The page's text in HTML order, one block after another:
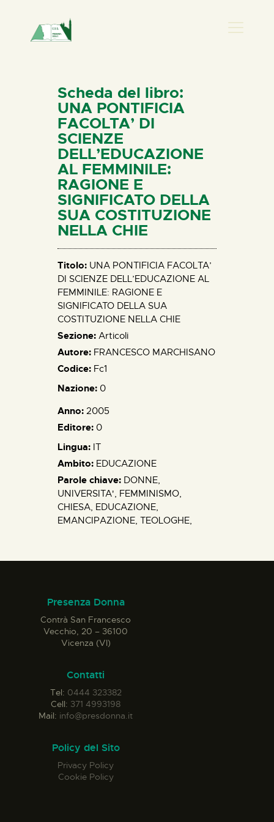
HOME
CHI SIAMO
NEWS
PERCORSI
BIBLIOTECA
ELISA SALERNO
CONTATTI
Scheda del libro:
UNA PONTIFICIA
FACOLTA’ DI
SCIENZE
DELL’EDUCAZIONE
AL FEMMINILE:
RAGIONE E
SIGNIFICATO DELLA
SUA COSTITUZIONE
NELLA CHIE
Titolo: UNA PONTIFICIA FACOLTA’
DI SCIENZE DELL’EDUCAZIONE AL
FEMMINILE: RAGIONE E
SIGNIFICATO DELLA SUA
COSTITUZIONE NELLA CHIE
Sezione: Articoli
Autore: FRANCESCO MARCHISANO
Codice: Fc1
Nazione: 0
Anno: 2005
Editore: 0
Lingua: IT
Ambito: EDUCAZIONE
Parole chiave: DONNE,
UNIVERSITA', FEMMINISMO,
CHIESA, EDUCAZIONE,
EMANCIPAZIONE, TEOLOGHE,
Presenza Donna
Contrà San Francesco
Vecchio, 20 – 36100
Vicenza (VI)
Contatti
Tel: 0444 323382
Cell: 371 4993198
Mail: info@presdonna.it
Policy del Sito
Privacy Policy
Cookie Policy